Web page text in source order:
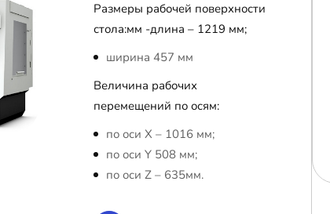
Размеры рабочей поверхности
стола:мм -длина – 1219 мм;
ширина 457 мм
Величина рабочих
перемещений по осям:
по оси Х – 1016 мм;
по оси Y 508 мм;
по оси Z – 635мм.